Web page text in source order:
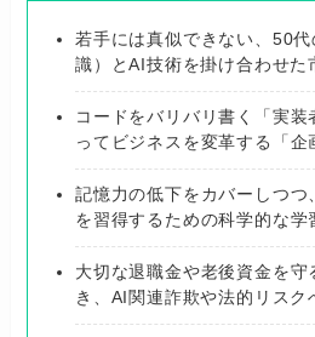
若手には真似できない、50
識）とAI技術を掛け合わせた
コードをバリバリ書く「実
ってビジネスを変革する「
記憶力の低下をカバーしつ
を習得するための科学的な学
大切な退職金や老後資金を
き、AI関連詐欺や法的リスク